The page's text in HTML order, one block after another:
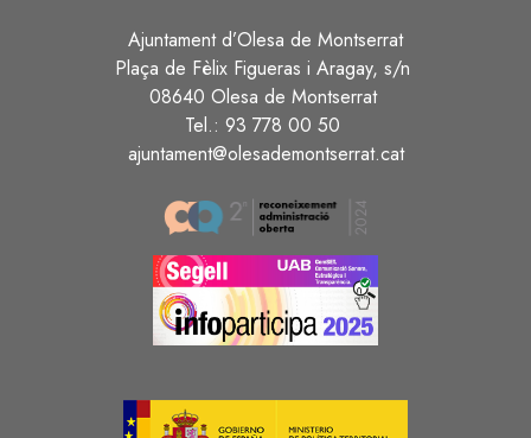
Ajuntament d’Olesa de Montserrat
Plaça de Fèlix Figueras i Aragay, s/n
08640 Olesa de Montserrat
Tel.: 93 778 00 50
ajuntament@olesademontserrat.cat
Image
Image